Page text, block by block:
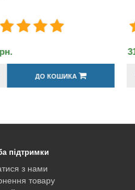
ДО КОШИКА
підтримки
з нами
товару